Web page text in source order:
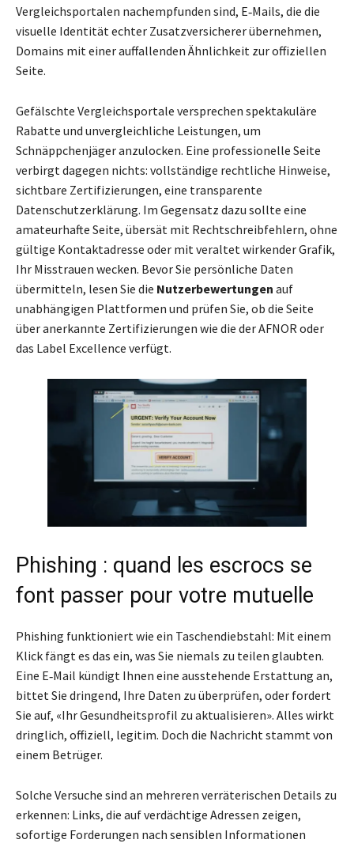
Vergleichsportalen nachempfunden sind, E‑Mails, die die
visuelle Identität echter Zusatzversicherer übernehmen,
Domains mit einer auffallenden Ähnlichkeit zur offiziellen
Seite.
Gefälschte Vergleichsportale versprechen spektakuläre
Rabatte und unvergleichliche Leistungen, um
Schnäppchenjäger anzulocken. Eine professionelle Seite
verbirgt dagegen nichts: vollständige rechtliche Hinweise,
sichtbare Zertifizierungen, eine transparente
Datenschutzerklärung. Im Gegensatz dazu sollte eine
amateurhafte Seite, übersät mit Rechtschreibfehlern, ohne
gültige Kontaktadresse oder mit veraltet wirkender Grafik,
Ihr Misstrauen wecken. Bevor Sie persönliche Daten
übermitteln, lesen Sie die Nutzerbewertungen auf
unabhängigen Plattformen und prüfen Sie, ob die Seite
über anerkannte Zertifizierungen wie die der AFNOR oder
das Label Excellence verfügt.
Phishing : quand les escrocs se
font passer pour votre mutuelle
Phishing funktioniert wie ein Taschendiebstahl: Mit einem
Klick fängt es das ein, was Sie niemals zu teilen glaubten.
Eine E‑Mail kündigt Ihnen eine ausstehende Erstattung an,
bittet Sie dringend, Ihre Daten zu überprüfen, oder fordert
Sie auf, «Ihr Gesundheitsprofil zu aktualisieren». Alles wirkt
dringlich, offiziell, legitim. Doch die Nachricht stammt von
einem Betrüger.
Solche Versuche sind an mehreren verräterischen Details zu
erkennen: Links, die auf verdächtige Adressen zeigen,
sofortige Forderungen nach sensiblen Informationen